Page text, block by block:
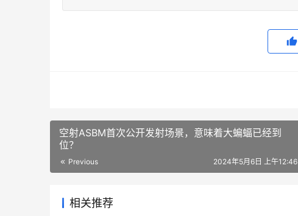
空射ASBM首次公开发射场景，意味着大蝙蝠已经到
位？
Previous 2024年5月6日 上午12:46
相关推荐